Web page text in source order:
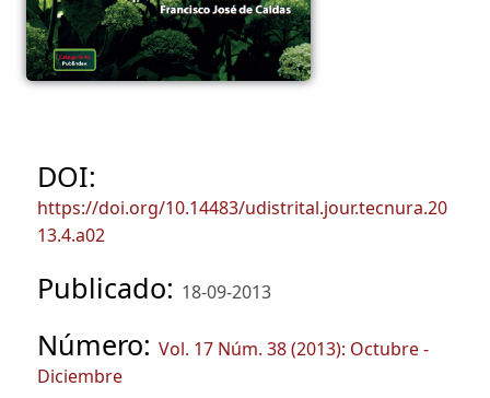
DOI:
https://doi.org/10.14483/udistrital.jour.tecnura.20
13.4.a02
Publicado: 18-09-2013
Número: Vol. 17 Núm. 38 (2013): Octubre -
Diciembre